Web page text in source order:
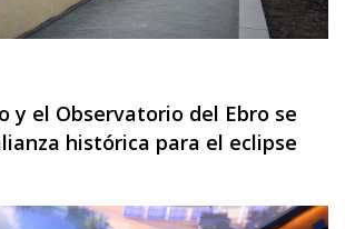
y el Observatorio del Ebro se
histórica para el eclipse